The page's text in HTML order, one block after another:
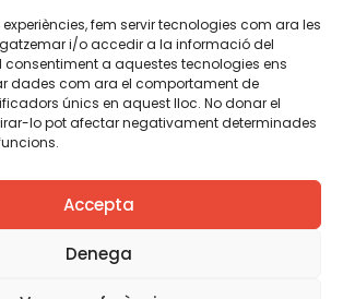
experiències, fem servir tecnologies com ara les
i/o accedir a la informació del
consentiment a aquestes tecnologies ens
dades com ara el comportament de
únics en aquest lloc. No donar el
lo pot afectar negativament determinades
Accepta
Denega
FB IN
de cookies
s’ha de compartir. Per això
Creative Commons, llevat que en
el contrari. Us animem a copiar,
o transformar i crear els continguts